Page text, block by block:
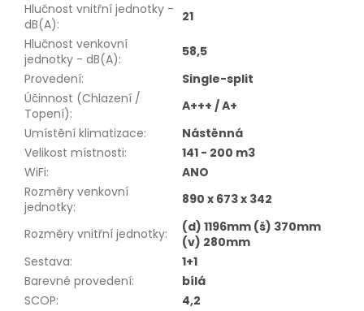
Hlučnost vnitřní jednotky -
dB(A):
21
Hlučnost venkovní
jednotky - dB(A):
58,5
Provedení:
Single-split
Účinnost (Chlazení /
Topení):
A+++ / A+
Umístění klimatizace:
Nástěnná
Velikost místnosti:
141 - 200 m3
WiFi:
ANO
Rozměry venkovní
jednotky: 890 x 673 x 342
Rozměry vnitřní jednotky:
(d) 1196mm (š) 370mm
(v) 280mm
Sestava:
1+1
Barevné provedení:
bílá
SCOP:
4,2